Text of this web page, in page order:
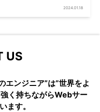
2024.01.18
US
エンジニア”は”世界をよ
く持ちながらWebサー
ます。